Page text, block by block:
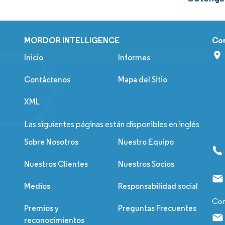
MORDOR INTELLIGENCE
Inicio Informes
Contáctenos Mapa del Sitio
XML
Las siguientes páginas están disponibles en inglés
Sobre Nosotros Nuestro Equipo
Nuestros Clientes Nuestros Socios
Medios Responsabilidad social
Premios y
reconocimientos
Preguntas Frecuentes